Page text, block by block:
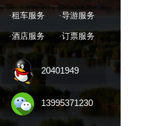
·租车服务 ·导游服务
·酒店服务 ·订票服务
20401949
13995371230